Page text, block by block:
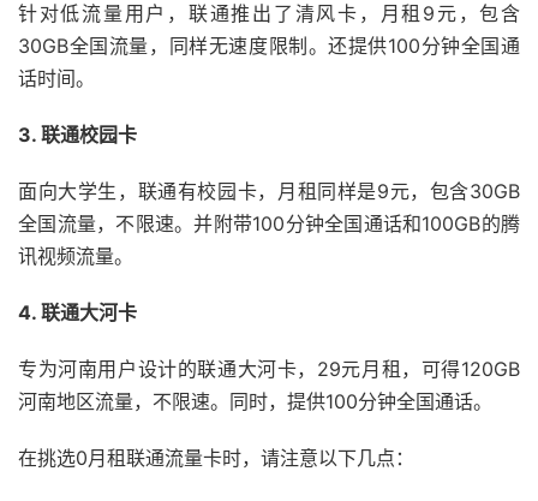
针对低流量用户，联通推出了清风卡，月租9元，包含
30GB全国流量，同样无速度限制。还提供100分钟全国通
话时间。
3. 联通校园卡
面向大学生，联通有校园卡，月租同样是9元，包含30GB
全国流量，不限速。并附带100分钟全国通话和100GB的腾
讯视频流量。
4. 联通大河卡
专为河南用户设计的联通大河卡，29元月租，可得120GB
河南地区流量，不限速。同时，提供100分钟全国通话。
在挑选0月租联通流量卡时，请注意以下几点：